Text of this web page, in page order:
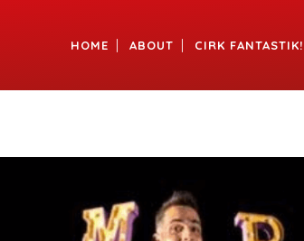
HOME ABOUT CIRK